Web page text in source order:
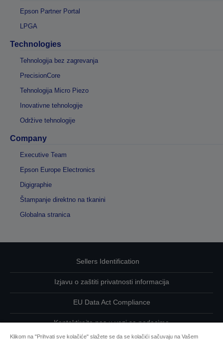
Epson Partner Portal
LPGA
Technologies
Tehnologija bez zagrevanja
PrecisionCore
Tehnologija Micro Piezo
Inovativne tehnologije
Održive tehnologije
Company
Executive Team
Epson Europe Electronics
Digigraphie
Štampanje direktno na tkanini
Globalna stranica
Sellers Identification
Izjavu o zaštiti privatnosti informacija
EU Data Act Compliance
Kontaktirajte nas u vezi sa podacima
Klikom na "Prihvati sve kolačiće" slažete se da se kolačići sačuvaju na Vašem